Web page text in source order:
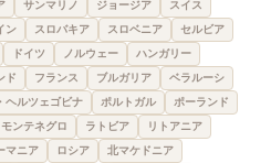
サンマリノ ジョージア
スイス
ン スロバキア スロベニア
セルビア
ドイツ ノルウェー
ハンガリー
ド フランス ブルガリア
ベラルーシ
ヘルツェゴビナ ポルトガル
ポーランド
モンテネグロ ラトビア
リトアニア
マニア ロシア 北マケドニア